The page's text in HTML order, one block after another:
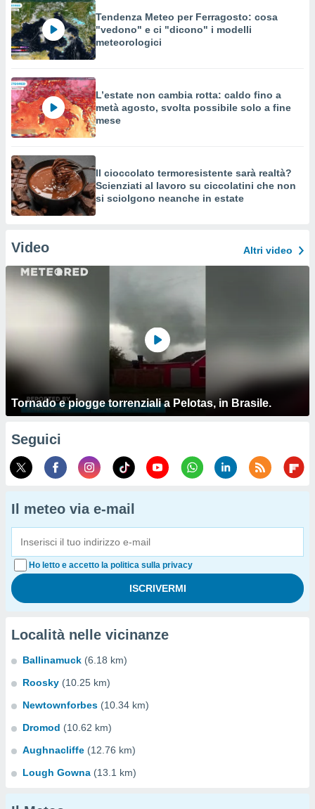
Tendenza Meteo per Ferragosto: cosa
"vedono" e ci "dicono" i modelli
meteorologici
L’estate non cambia rotta: caldo fino a
metà agosto, svolta possibile solo a fine
mese
Il cioccolato termoresistente sarà realtà?
Scienziati al lavoro su ciccolatini che non
si sciolgono neanche in estate
Video Altri video
Tornado e piogge torrenziali a Pelotas, in Brasile.
Seguici
Il meteo via e-mail
Ho letto e accetto la politica sulla privacy
Località nelle vicinanze
Ballinamuck (6.18 km)
Roosky (10.25 km)
Newtownforbes (10.34 km)
Dromod (10.62 km)
Aughnacliffe (12.76 km)
Lough Gowna (13.1 km)